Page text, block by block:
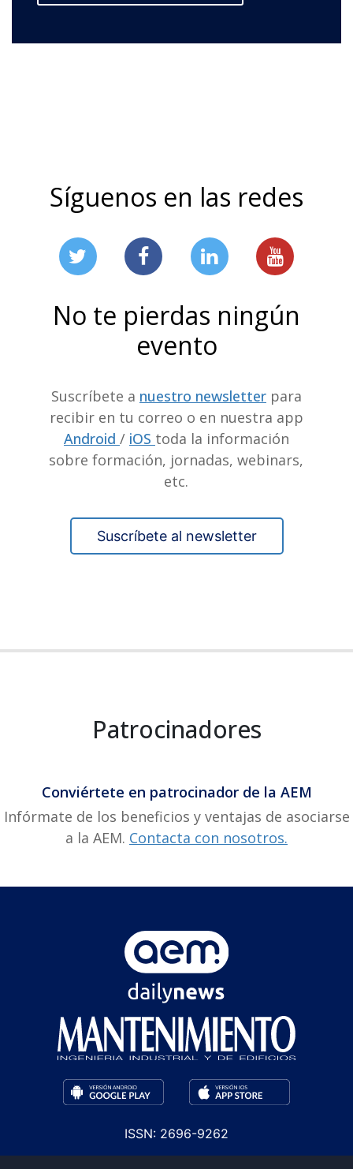
Síguenos en las redes
No te pierdas ningún
evento
Suscríbete a nuestro newsletterpara
recibir en tu correo o en nuestra app
Android / iOS toda la información
sobre formación, jornadas, webinars,
etc.
Suscríbete al newsletter
Patrocinadores
Conviértete en patrocinador de la AEM
Infórmate de los beneficios y ventajas de asociarse
a la AEM. Contacta con nosotros.
ISSN: 2696-9262